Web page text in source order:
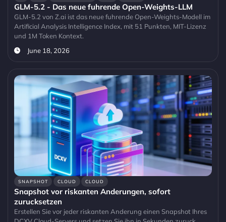
GLM-5.2 - Das neue fuhrende Open-Weights-LLM
GLM-5.2 von Z.ai ist das neue fuhrende Open-Weights-Modell im
Artificial Analysis Intelligence Index, mit 51 Punkten, MIT-Lizenz
und 1M Token Kontext.
June 18, 2026
SNAPSHOT CLOUD CLOUD
Snapshot vor riskanten Anderungen, sofort
zurucksetzen
Erstellen Sie vor jeder riskanten Anderung einen Snapshot Ihres